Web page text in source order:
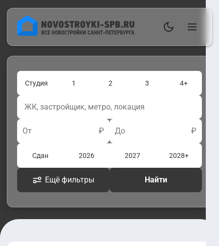
Студия 1 2 3 4+
От ₽ До ₽
Сдан 2026 2027 2028+
Ещё фильтры Найти